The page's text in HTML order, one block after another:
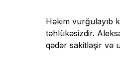
Həkim vurğulayıb
təhlükəsizdir.
qədər sakitləşir və